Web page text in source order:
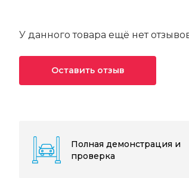
У данного товара ещё нет
Оставить отзыв
Полная демонстрация и
проверка